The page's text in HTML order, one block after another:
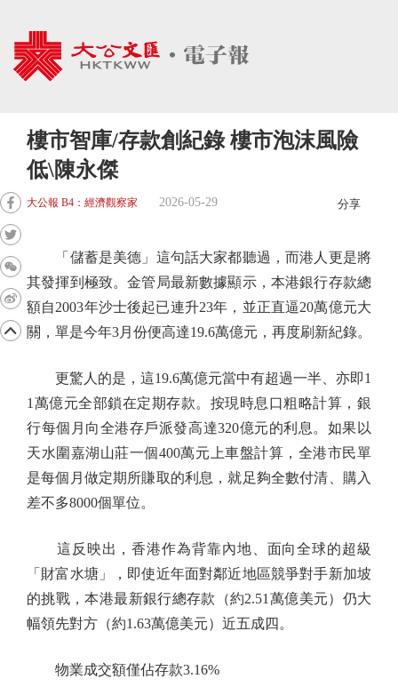
樓市智庫/存款創紀錄 樓市泡沫風險
低\陳永傑
大公報 B4：經濟觀察家 2026-05-29 分享
「儲蓄是美德」這句話大家都聽過，而港人更是將
其發揮到極致。金管局最新數據顯示，本港銀行存款總
額自2003年沙士後起已連升23年，並正直逼20萬億元大
關，單是今年3月份便高達19.6萬億元，再度刷新紀錄。
更驚人的是，這19.6萬億元當中有超過一半、亦即1
1萬億元全部鎖在定期存款。按現時息口粗略計算，銀
行每個月向全港存戶派發高達320億元的利息。如果以
天水圍嘉湖山莊一個400萬元上車盤計算，全港市民單
是每個月做定期所賺取的利息，就足夠全數付清、購入
差不多8000個單位。
這反映出，香港作為背靠內地、面向全球的超級
「財富水塘」，即使近年面對鄰近地區競爭對手新加坡
的挑戰，本港最新銀行總存款（約2.51萬億美元）仍大
幅領先對方（約1.63萬億美元）近五成四。
物業成交額僅佔存款3.16%